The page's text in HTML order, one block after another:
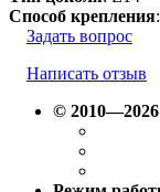
Способ крепления
Задать вопрос
Написать отзыв
©